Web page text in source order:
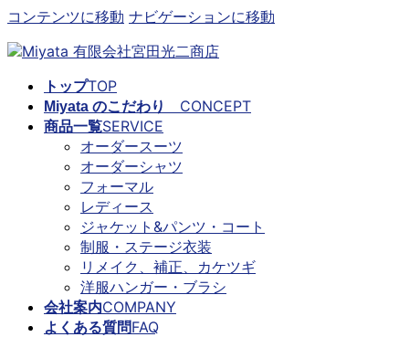
コンテンツに移動 ナビゲーションに移動
トップTOP
Miyata のこだわり CONCEPT
商品一覧SERVICE
オーダースーツ
オーダーシャツ
フォーマル
レディース
ジャケット&パンツ・コート
制服・ステージ衣装
リメイク、補正、カケツギ
洋服ハンガー・ブラシ
会社案内COMPANY
よくある質問FAQ